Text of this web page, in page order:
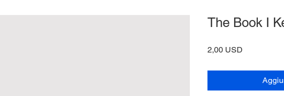
The Book I
2,00 USD